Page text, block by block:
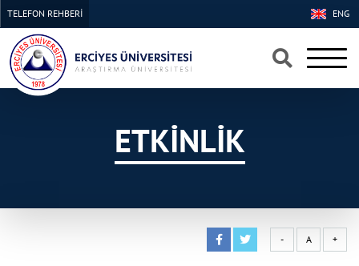
×
×
ENG
TELEFON REHBERİ
ETKİNLİK
- A +